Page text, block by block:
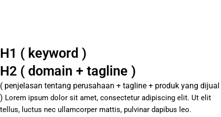
H1 ( keyword )
H2 ( domain + tagline )
( penjelasan tentang perusahaan + tagline + produk yang dijual
) Lorem ipsum dolor sit amet, consectetur adipiscing elit. Ut elit
tellus, luctus nec ullamcorper mattis, pulvinar dapibus leo.